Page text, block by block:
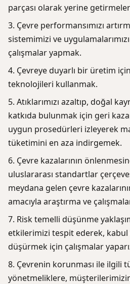
parçası olarak yerine
Çevre performansımızı
sistemimizi ve
çalışmalar yapmak.
Çevreye duyarlı bir üretim
teknolojileri kullanmak.
Atıklarımızı azaltıp, doğal
katkıda bulunmak için geri
uygun prosedürleri izleyerek
tüketimini en aza indirgemek.
Çevre kazalarının
uluslararası standartlar
meydana gelen çevre
amacıyla araştırma ve
Risk temelli düşünme
etkilerimizi tespit ederek, kabul
düşürmek için çalışmalar
Çevrenin korunması ile ilgili
yönetmeliklere,